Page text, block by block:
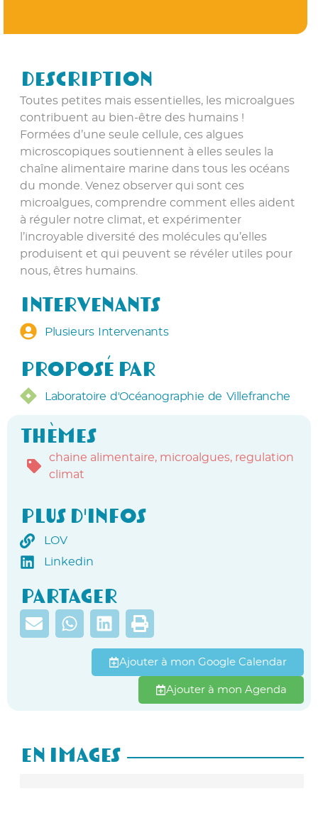
Description
Toutes petites mais essentielles, les microalgues
contribuent au bien-être des humains !
Formées d’une seule cellule, ces algues
microscopiques soutiennent à elles seules la
chaîne alimentaire marine dans tous les océans
du monde. Venez observer qui sont ces
microalgues, comprendre comment elles aident
à réguler notre climat, et expérimenter
l’incroyable diversité des molécules qu’elles
produisent et qui peuvent se révéler utiles pour
nous, êtres humains.
Intervenants
Plusieurs Intervenants
Proposé par
Laboratoire d'Océanographie de Villefranche
Thèmes
chaine alimentaire, microalgues, regulation
climat
Plus d'infos
LOV
Linkedin
Partager
Ajouter à mon Google Calendar
Ajouter à mon Agenda
En Images